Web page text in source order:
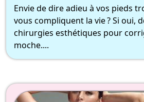
Envie de dire adieu à vos pieds
vous compliquent la vie ? Si oui,
chirurgies esthétiques pour
moche....